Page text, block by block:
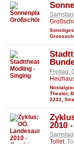
Sonstiges
Freitag,
Theater,
2231
2010
Tollet,